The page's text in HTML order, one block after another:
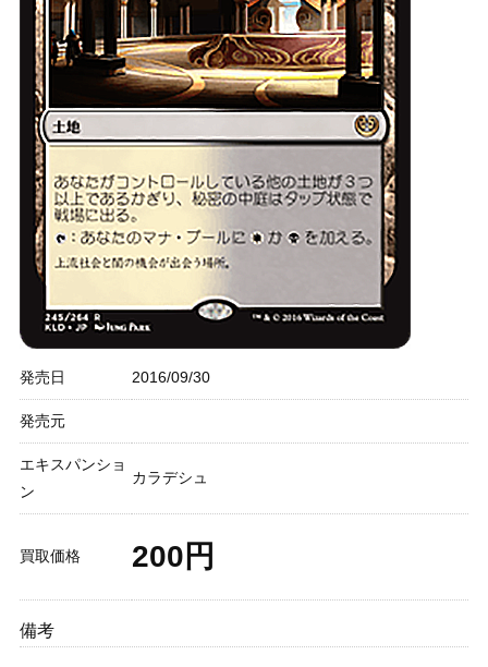
発売日 2016/09/30
発売元
エキスパンショ
ン
カラデシュ
買取価格 200円
備考